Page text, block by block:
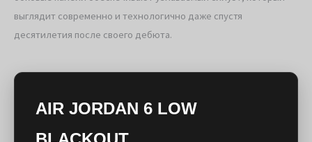
выглядит современно и технологично даже спустя
десятилетия после своего дебюта.
AIR JORDAN 6 LOW